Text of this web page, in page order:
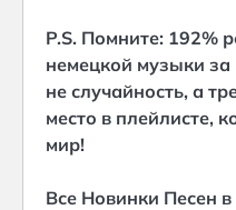
P.S. Помните: 192%
немецкой музыки
не случайность, а
место в плейлисте,
мир!
Все Новинки Песен